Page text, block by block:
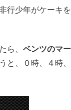
行少年がケーキを
ら、 ベンツのマー
と、０時、４時、